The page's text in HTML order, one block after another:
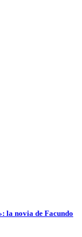
la novia de Facundo